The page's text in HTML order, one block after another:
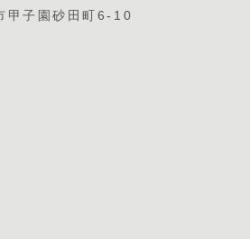
甲子園砂田町6-10